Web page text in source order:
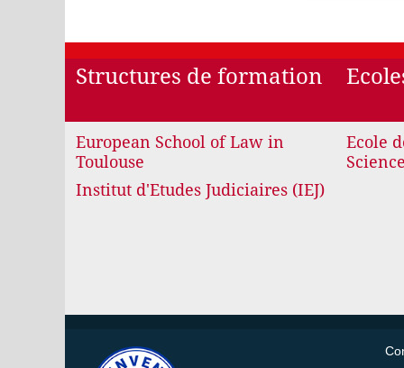
Structures de formation
European School of Law in
Toulouse
Institut d'Etudes Judiciaires (IEJ)
Ecole